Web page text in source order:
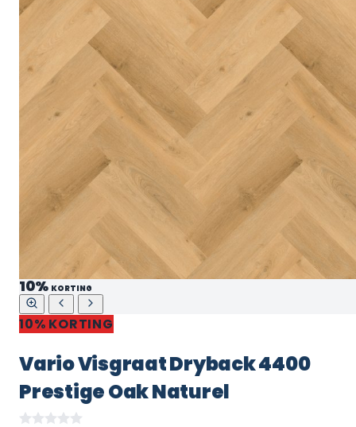
10% KORTING
10% KORTING
Vario Visgraat Dryback 4400
Prestige Oak Naturel